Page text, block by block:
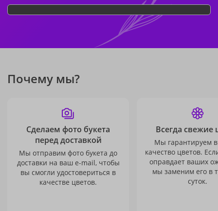
Почему мы?
Сделаем фото букета
перед доставкой
Мы отправим фото букета до
доставки на ваш e-mail, чтобы
вы смогли удостовериться в
качестве цветов.
Всегда свежие
Мы гарантируем
качество цветов.
оправдает ваших
мы заменим его в
суток.